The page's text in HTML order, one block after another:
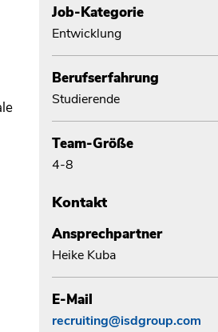
Job-Kategorie
Entwicklung
Berufserfahrung
Studierende
Team-Größe
4-8
Kontakt
Ansprechpartner
Heike Kuba
E-Mail
recruiting@isdgroup.com